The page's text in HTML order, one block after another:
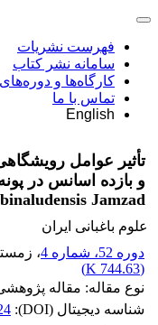
فهرست نشریات
سامانه نشر کتاب
کارگاه‌ها و
تماس با ما
English
تأثیر عوامل
binaludensis Jamzad‏)‏
علوم باغبانی ایران
دوره 52، شماره 4
، زمستان
(
744.63 K
)
نوع مقاله: مقاله
شناسه دیجیتال (DOI):